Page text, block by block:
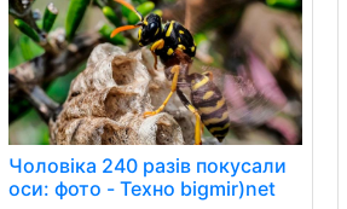
Чоловіка 240 разів покусали
оси: фото - Техно bigmir)net